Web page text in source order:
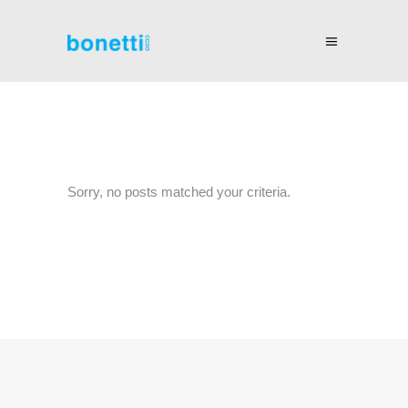
Sorry, no posts matched your criteria.